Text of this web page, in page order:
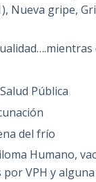
Nueva gripe,
Pública
del frío
Humano,
VPH y alguna